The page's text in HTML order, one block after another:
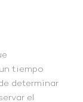
tiempo
determinar
el